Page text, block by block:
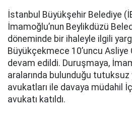
İstanbul Büyükşehir Belediye
İmamoğlu’nun Beylikdüzü
döneminde bir ihaleyle ilgili
Büyükçekmece 10’uncu Asliye
devam edildi. Duruşmaya,
aralarında bulunduğu tutuksuz
avukatları ile davaya müdahil
avukatı katıldı.